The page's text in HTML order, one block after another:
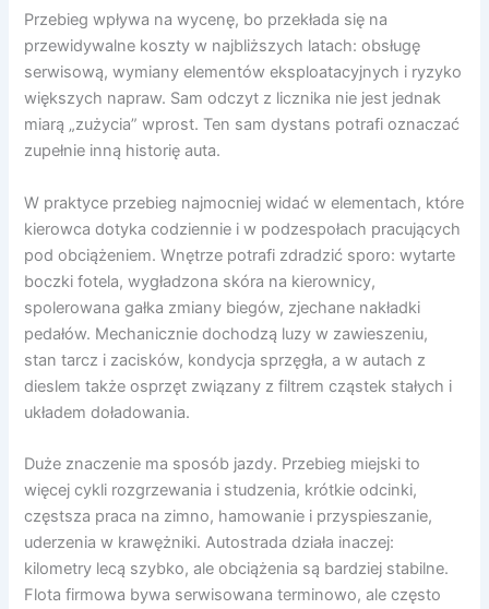
Przebieg wpływa na wycenę, bo przekłada się na
przewidywalne koszty w najbliższych latach: obsługę
serwisową, wymiany elementów eksploatacyjnych i ryzyko
większych napraw. Sam odczyt z licznika nie jest jednak
miarą „zużycia” wprost. Ten sam dystans potrafi oznaczać
zupełnie inną historię auta.
W praktyce przebieg najmocniej widać w elementach, które
kierowca dotyka codziennie i w podzespołach pracujących
pod obciążeniem. Wnętrze potrafi zdradzić sporo: wytarte
boczki fotela, wygładzona skóra na kierownicy,
spolerowana gałka zmiany biegów, zjechane nakładki
pedałów. Mechanicznie dochodzą luzy w zawieszeniu,
stan tarcz i zacisków, kondycja sprzęgła, a w autach z
dieslem także osprzęt związany z filtrem cząstek stałych i
układem doładowania.
Duże znaczenie ma sposób jazdy. Przebieg miejski to
więcej cykli rozgrzewania i studzenia, krótkie odcinki,
częstsza praca na zimno, hamowanie i przyspieszanie,
uderzenia w krawężniki. Autostrada działa inaczej:
kilometry lecą szybko, ale obciążenia są bardziej stabilne.
Flota firmowa bywa serwisowana terminowo, ale często